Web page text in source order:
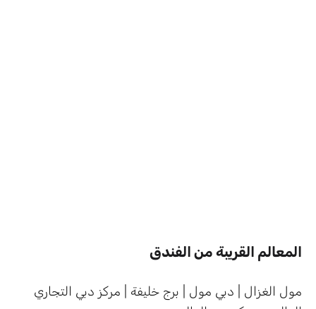
المعالم القريبة من الفندق
مول الغزال | دبي مول | برج خليفة | مركز دبي التجاري